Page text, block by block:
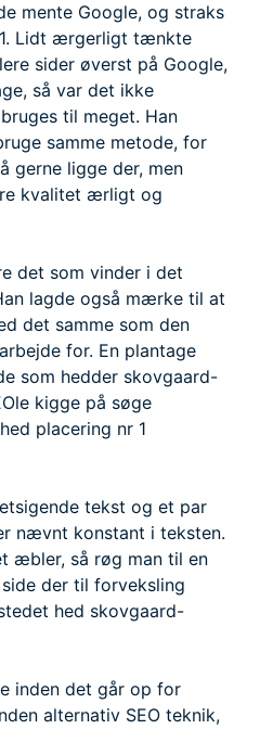
mente Google, og straks
Lidt ærgerligt tænkte
sider øverst på Google,
så var det ikke
til meget. Han
samme metode, for
gerne ligge der, men
kvalitet ærligt og
det som vinder i det
lagde også mærke til at
det samme som den
for. En plantage
som hedder skovgaard-
kigge på søge
placering nr 1
tekst og et par
nævnt konstant i teksten.
æbler, så røg man til en
der til forveksling
hed skovgaard-
inden det går op for
alternativ SEO teknik,